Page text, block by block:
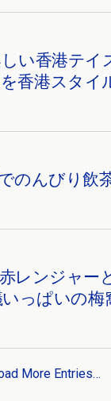
い香港テイ
を香港スタイ
のんびり飲
レンジャー
っぱいの梅
More Entries…